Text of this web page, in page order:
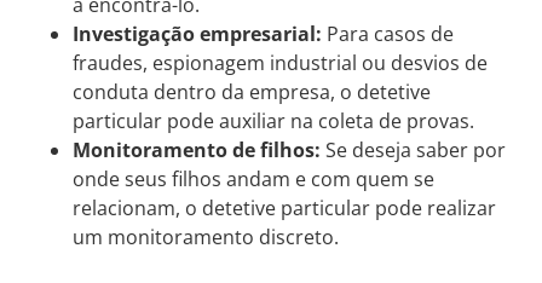
Investigação empresarial: Para casos de
fraudes, espionagem industrial ou desvios de
conduta dentro da empresa, o detetive
particular pode auxiliar na coleta de provas.
Monitoramento de filhos: Se deseja saber por
onde seus filhos andam e com quem se
relacionam, o detetive particular pode realizar
um monitoramento discreto.